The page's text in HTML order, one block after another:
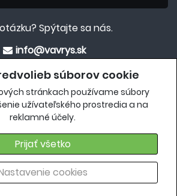
súborov cookie
stránkach používame súbory
užívateľského prostredia a na
reklamné účely.
Prijať všetko
cookies
Spýtajte sa nás.
info@vavrys.sk
+421 911 454 422
Všetky práva vyhradené |